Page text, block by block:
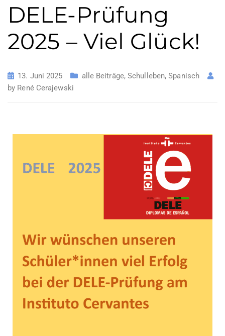
DELE-Prüfung
2025 – Viel Glück!
13. Juni 2025 alle Beiträge,Schulleben,Spanisch
by René Cerajewski